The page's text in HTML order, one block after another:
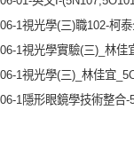
1視光學(三)職102-柯
1視光學實驗(三)_林佳
1視光學(三)_林佳宜
1隱形眼鏡學技術整合